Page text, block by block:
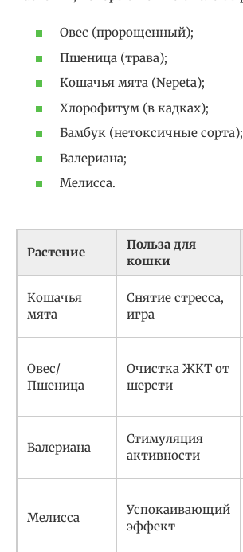
Овес (пророщенный);
Пшеница (трава);
Кошачья мята (Nepeta);
Хлорофитум (в кадках);
Бамбук (нетоксичные сорта);
Валериана;
Мелисса.
Растение
Польза для
кошки
Кошачья
мята
Снятие стресса,
игра
Овес/
Пшеница
Очистка ЖКТ от
шерсти
Валериана
Стимуляция
активности
Мелисса
Успокаивающий
эффект